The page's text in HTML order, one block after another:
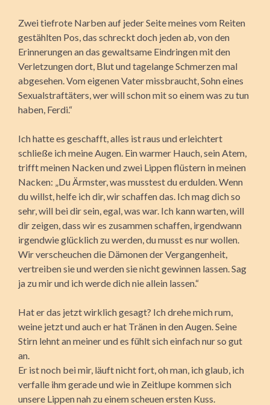
Zwei tiefrote Narben auf jeder Seite meines vom Reiten
gestählten Pos, das schreckt doch jeden ab, von den
Erinnerungen an das gewaltsame Eindringen mit den
Verletzungen dort, Blut und tagelange Schmerzen mal
abgesehen. Vom eigenen Vater missbraucht, Sohn eines
Sexualstraftäters, wer will schon mit so einem was zu tun
haben, Ferdi.“
Ich hatte es geschafft, alles ist raus und erleichtert
schließe ich meine Augen. Ein warmer Hauch, sein Atem,
trifft meinen Nacken und zwei Lippen flüstern in meinen
Nacken: „Du Ärmster, was musstest du erdulden. Wenn
du willst, helfe ich dir, wir schaffen das. Ich mag dich so
sehr, will bei dir sein, egal, was war. Ich kann warten, will
dir zeigen, dass wir es zusammen schaffen, irgendwann
irgendwie glücklich zu werden, du musst es nur wollen.
Wir verscheuchen die Dämonen der Vergangenheit,
vertreiben sie und werden sie nicht gewinnen lassen. Sag
ja zu mir und ich werde dich nie allein lassen.“
Hat er das jetzt wirklich gesagt? Ich drehe mich rum,
weine jetzt und auch er hat Tränen in den Augen. Seine
Stirn lehnt an meiner und es fühlt sich einfach nur so gut
an.
Er ist noch bei mir, läuft nicht fort, oh man, ich glaub, ich
verfalle ihm gerade und wie in Zeitlupe kommen sich
unsere Lippen nah zu einem scheuen ersten Kuss.